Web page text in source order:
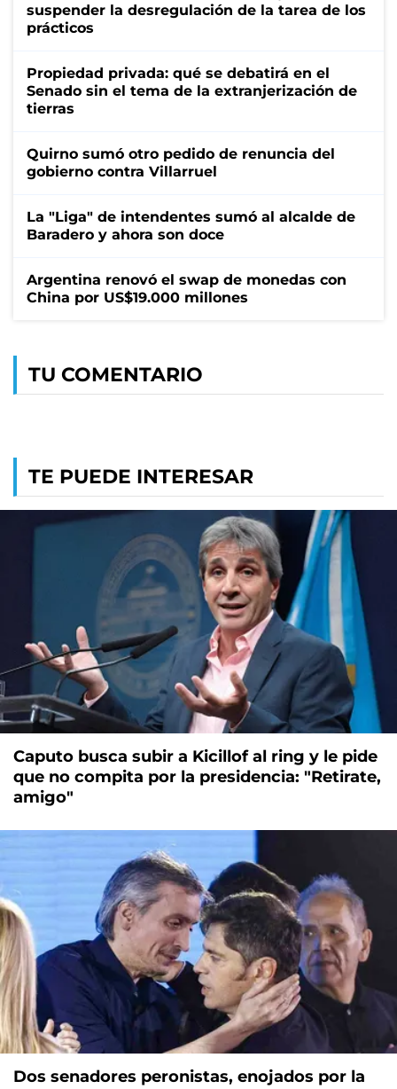
suspender la desregulación de la tarea de los
prácticos
Propiedad privada: qué se debatirá en el
Senado sin el tema de la extranjerización de
tierras
Quirno sumó otro pedido de renuncia del
gobierno contra Villarruel
La "Liga" de intendentes sumó al alcalde de
Baradero y ahora son doce
Argentina renovó el swap de monedas con
China por US$19.000 millones
TU COMENTARIO
TE PUEDE INTERESAR
Caputo busca subir a Kicillof al ring y le pide
que no compita por la presidencia: "Retirate,
amigo"
Dos senadores peronistas, enojados por la